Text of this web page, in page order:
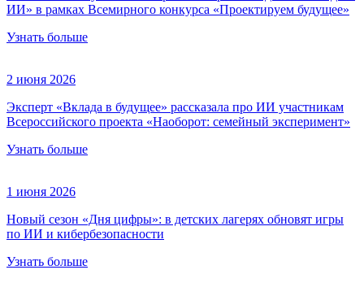
ИИ» в рамках Всемирного конкурса «Проектируем будущее»
Узнать больше
2 июня 2026
Эксперт «Вклада в будущее» рассказала про ИИ участникам
Всероссийского проекта «Наоборот: семейный эксперимент»
Узнать больше
1 июня 2026
Новый сезон «Дня цифры»: в детских лагерях обновят игры
по ИИ и кибербезопасности
Узнать больше